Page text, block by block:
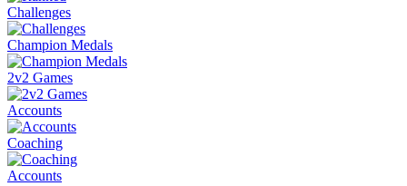
Challenges
Champion Medals
2v2 Games
Accounts
Coaching
Accounts